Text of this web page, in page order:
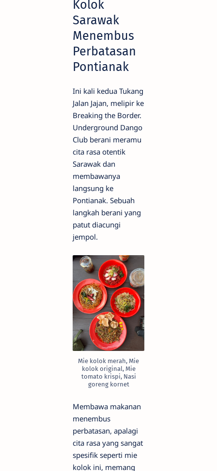
Kolok
Sarawak
Menembus
Perbatasan
Pontianak
Ini kali kedua Tukang
Jalan Jajan, melipir ke
Breaking the Border.
Underground Dango
Club berani meramu
cita rasa otentik
Sarawak dan
membawanya
langsung ke
Pontianak. Sebuah
langkah berani yang
patut diacungi
jempol.
Mie kolok merah, Mie
kolok original, Mie
tomato krispi, Nasi
goreng kornet
Membawa makanan
menembus
perbatasan, apalagi
cita rasa yang sangat
spesifik seperti mie
kolok ini, memang